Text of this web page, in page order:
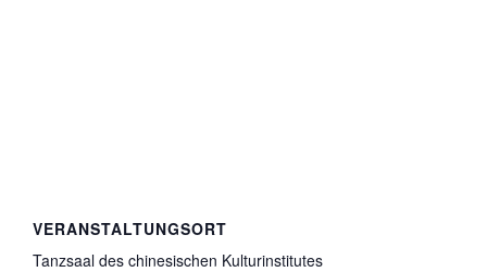
VERANSTALTUNGSORT
Tanzsaal des chinesischen Kulturinstitutes